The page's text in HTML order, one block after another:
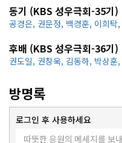
동기 (KBS 성우극회-35기)
공경은, 권문정, 백경훈, 이희탁,
후배 (KBS 성우극회-36기)
권도일, 권창욱, 김동하, 박상훈,
방명록
로그인 후 사용하세요